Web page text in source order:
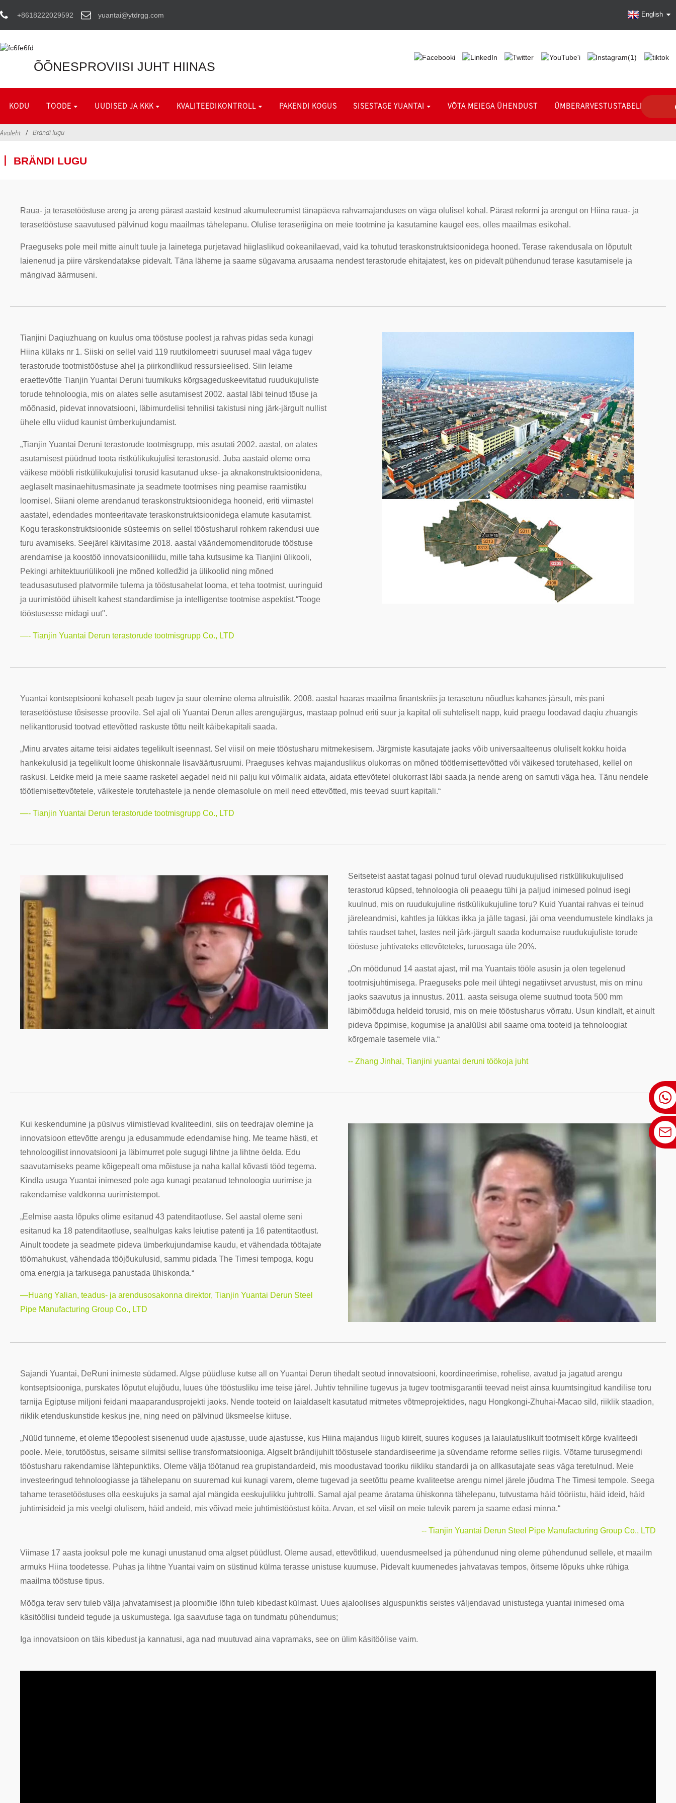
+8618222029592 yuantai@ytdrgg.com English
ÕÕNESPROVIISI JUHT HIINAS
KODU TOODE UUDISED JA KKK KVALITEEDIKONTROLL PAKENDI KOGUS SISESTAGE YUANTAI VÕTA MEIEGA ÜHENDUST ÜMBERARVESTUSTABELID
Avaleht Brändi lugu
丨 BRÄNDI LUGU
Raua- ja terasetööstuse areng ja areng pärast aastaid kestnud akumuleerumist tänapäeva rahvamajanduses on väga olulisel kohal. Pärast reformi ja arengut on Hiina raua- ja
terasetööstuse saavutused pälvinud kogu maailmas tähelepanu. Olulise teraseriigina on meie tootmine ja kasutamine kaugel ees, olles maailmas esikohal.
Praeguseks pole meil mitte ainult tuule ja lainetega purjetavad hiiglaslikud ookeanilaevad, vaid ka tohutud teraskonstruktsioonidega hooned. Terase rakendusala on lõputult
laienenud ja piire värskendatakse pidevalt. Täna läheme ja saame sügavama arusaama nendest terastorude ehitajatest, kes on pidevalt pühendunud terase kasutamisele ja
mängivad äärmuseni.
Tianjini Daqiuzhuang on kuulus oma tööstuse poolest ja rahvas pidas seda kunagi
Hiina külaks nr 1. Siiski on sellel vaid 119 ruutkilomeetri suurusel maal väga tugev
terastorude tootmistööstuse ahel ja piirkondlikud ressursieelised. Siin leiame
eraettevõtte Tianjin Yuantai Deruni tuumikuks kõrgsageduskeevitatud ruudukujuliste
torude tehnoloogia, mis on alates selle asutamisest 2002. aastal läbi teinud tõuse ja
mõõnasid, pidevat innovatsiooni, läbimurdelisi tehnilisi takistusi ning järk-järgult nullist
ühele ellu viidud kaunist ümberkujundamist.
„Tianjin Yuantai Deruni terastorude tootmisgrupp, mis asutati 2002. aastal, on alates
asutamisest püüdnud toota ristkülikukujulisi terastorusid. Juba aastaid oleme oma
väikese mööbli ristkülikukujulisi torusid kasutanud ukse- ja aknakonstruktsioonidena,
aeglaselt masinaehitusmasinate ja seadmete tootmises ning peamise raamistiku
loomisel. Siiani oleme arendanud teraskonstruktsioonidega hooneid, eriti viimastel
aastatel, edendades monteeritavate teraskonstruktsioonidega elamute kasutamist.
Kogu teraskonstruktsioonide süsteemis on sellel tööstusharul rohkem rakendusi uue
turu avamiseks. Seejärel käivitasime 2018. aastal väändemomenditorude tööstuse
arendamise ja koostöö innovatsiooniliidu, mille taha kutsusime ka Tianjini ülikooli,
Pekingi arhitektuuriülikooli jne mõned kolledžid ja ülikoolid ning mõned
teadusasutused platvormile tulema ja tööstusahelat looma, et teha tootmist, uuringuid
ja uurimistööd ühiselt kahest standardimise ja intelligentse tootmise aspektist.“Tooge
tööstusesse midagi uut".
—- Tianjin Yuantai Derun terastorude tootmisgrupp Co., LTD
Yuantai kontseptsiooni kohaselt peab tugev ja suur olemine olema altruistlik. 2008. aastal haaras maailma finantskriis ja teraseturu nõudlus kahanes järsult, mis pani
terasetööstuse tõsisesse proovile. Sel ajal oli Yuantai Derun alles arengujärgus, mastaap polnud eriti suur ja kapital oli suhteliselt napp, kuid praegu loodavad daqiu zhuangis
nelikanttorusid tootvad ettevõtted raskuste tõttu neilt käibekapitali saada.
„Minu arvates aitame teisi aidates tegelikult iseennast. Sel viisil on meie tööstusharu mitmekesisem. Järgmiste kasutajate jaoks võib universaalteenus oluliselt kokku hoida
hankekulusid ja tegelikult loome ühiskonnale lisaväärtusruumi. Praeguses kehvas majanduslikus olukorras on mõned töötlemisettevõtted või väikesed torutehased, kellel on
raskusi. Leidke meid ja meie saame rasketel aegadel neid nii palju kui võimalik aidata, aidata ettevõtetel olukorrast läbi saada ja nende areng on samuti väga hea. Tänu nendele
töötlemisettevõtetele, väikestele torutehastele ja nende olemasolule on meil need ettevõtted, mis teevad suurt kapitali.“
—- Tianjin Yuantai Derun terastorude tootmisgrupp Co., LTD
Seitseteist aastat tagasi polnud turul olevad ruudukujulised ristkülikukujulised
terastorud küpsed, tehnoloogia oli peaaegu tühi ja paljud inimesed polnud isegi
kuulnud, mis on ruudukujuline ristkülikukujuline toru? Kuid Yuantai rahvas ei teinud
järeleandmisi, kahtles ja lükkas ikka ja jälle tagasi, jäi oma veendumustele kindlaks ja
tahtis raudset tahet, lastes neil järk-järgult saada kodumaise ruudukujuliste torude
tööstuse juhtivateks ettevõteteks, turuosaga üle 20%.
„On möödunud 14 aastat ajast, mil ma Yuantais tööle asusin ja olen tegelenud
tootmisjuhtimisega. Praeguseks pole meil ühtegi negatiivset arvustust, mis on minu
jaoks saavutus ja innustus. 2011. aasta seisuga oleme suutnud toota 500 mm
läbimõõduga heldeid torusid, mis on meie tööstusharus võrratu. Usun kindlalt, et ainult
pideva õppimise, kogumise ja analüüsi abil saame oma tooteid ja tehnoloogiat
kõrgemale tasemele viia.“
-- Zhang Jinhai, Tianjini yuantai deruni töökoja juht
Kui keskendumine ja püsivus viimistlevad kvaliteedini, siis on teedrajav olemine ja
innovatsioon ettevõtte arengu ja edusammude edendamise hing. Me teame hästi, et
tehnoloogilist innovatsiooni ja läbimurret pole sugugi lihtne ja lihtne öelda. Edu
saavutamiseks peame kõigepealt oma mõistuse ja naha kallal kõvasti tööd tegema.
Kindla usuga Yuantai inimesed pole aga kunagi peatanud tehnoloogia uurimise ja
rakendamise valdkonna uurimistempot.
„Eelmise aasta lõpuks olime esitanud 43 patenditaotluse. Sel aastal oleme seni
esitanud ka 18 patenditaotluse, sealhulgas kaks leiutise patenti ja 16 patentitaotlust.
Ainult toodete ja seadmete pideva ümberkujundamise kaudu, et vähendada töötajate
töömahukust, vähendada tööjõukulusid, sammu pidada The Timesi tempoga, kogu
oma energia ja tarkusega panustada ühiskonda.“
—Huang Yalian, teadus- ja arendusosakonna direktor, Tianjin Yuantai Derun Steel
Pipe Manufacturing Group Co., LTD
Sajandi Yuantai, DeRuni inimeste südamed. Algse püüdluse kutse all on Yuantai Derun tihedalt seotud innovatsiooni, koordineerimise, rohelise, avatud ja jagatud arengu
kontseptsiooniga, purskates lõputut elujõudu, luues ühe tööstusliku ime teise järel. Juhtiv tehniline tugevus ja tugev tootmisgarantii teevad neist ainsa kuumtsingitud kandilise toru
tarnija Egiptuse miljoni feidani maaparandusprojekti jaoks. Nende tooteid on laialdaselt kasutatud mitmetes võtmeprojektides, nagu Hongkongi-Zhuhai-Macao sild, riiklik staadion,
riiklik etenduskunstide keskus jne, ning need on pälvinud üksmeelse kiituse.
„Nüüd tunneme, et oleme tõepoolest sisenenud uude ajastusse, uude ajastusse, kus Hiina majandus liigub kiirelt, suures koguses ja laiaulatuslikult tootmiselt kõrge kvaliteedi
poole. Meie, torutööstus, seisame silmitsi sellise transformatsiooniga. Algselt brändijuhilt tööstusele standardiseerime ja süvendame reforme selles riigis. Võtame turusegmendi
tööstusharu rakendamise lähtepunktiks. Oleme välja töötanud rea grupistandardeid, mis moodustavad tooriku riikliku standardi ja on allkasutajate seas väga teretulnud. Meie
investeeringud tehnoloogiasse ja tähelepanu on suuremad kui kunagi varem, oleme tugevad ja seetõttu peame kvaliteetse arengu nimel järele jõudma The Timesi tempole. Seega
tahame terasetööstuses olla eeskujuks ja samal ajal mängida eeskujulikku juhtrolli. Samal ajal peame äratama ühiskonna tähelepanu, tutvustama häid tööriistu, häid ideid, häid
juhtimisideid ja mis veelgi olulisem, häid andeid, mis võivad meie juhtimistööstust köita. Arvan, et sel viisil on meie tulevik parem ja saame edasi minna.“
-- Tianjin Yuantai Derun Steel Pipe Manufacturing Group Co., LTD
Viimase 17 aasta jooksul pole me kunagi unustanud oma algset püüdlust. Oleme ausad, ettevõtlikud, uuendusmeelsed ja pühendunud ning oleme pühendunud sellele, et maailm
armuks Hiina toodetesse. Puhas ja lihtne Yuantai vaim on süstinud külma terasse unistuse kuumuse. Pidevalt kuumenedes jahvatavas tempos, õitseme lõpuks uhke rühiga
maailma tööstuse tipus.
Mõõga terav serv tuleb välja jahvatamisest ja ploomiõie lõhn tuleb kibedast külmast. Uues ajaloolises alguspunktis seistes väljendavad unistustega yuantai inimesed oma
käsitöölisi tundeid tegude ja uskumustega. Iga saavutuse taga on tundmatu pühendumus;
Iga innovatsioon on täis kibedust ja kannatusi, aga nad muutuvad aina vapramaks, see on ülim käsitöölise vaim.